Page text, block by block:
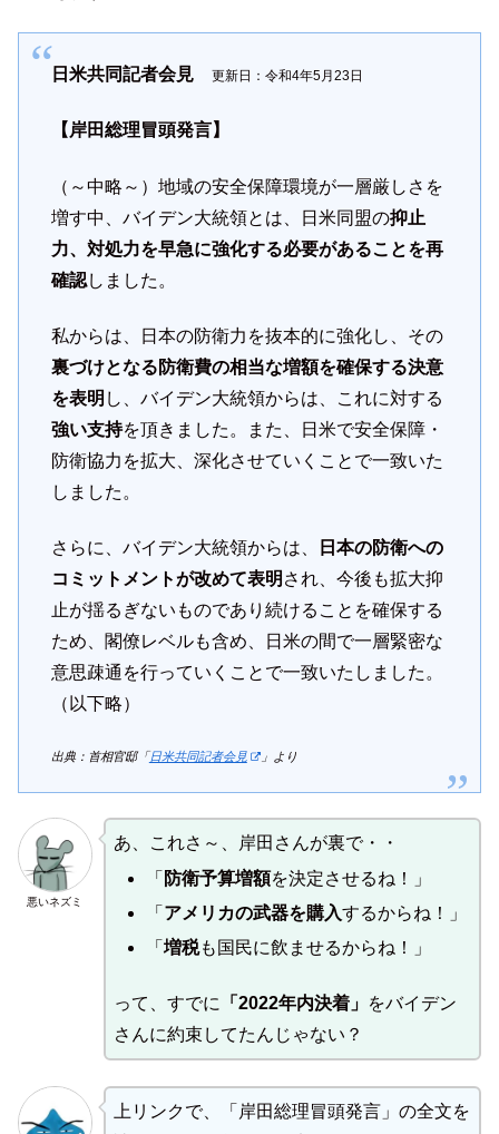
日米共同記者会見 更新日：令和4年5月23日
【岸田総理冒頭発言】
（～中略～）地域の安全保障環境が一層厳しさを
増す中、バイデン大統領とは、日米同盟の抑止
力、対処力を早急に強化する必要があることを再
確認しました。
私からは、日本の防衛力を抜本的に強化し、その
裏づけとなる防衛費の相当な増額を確保する決意
を表明 し、バイデン大統領からは、これに対する
強い支持を頂きました。また、日米で安全保障・
防衛協力を拡大、深化させていくことで一致いた
しました。
さらに、バイデン大統領からは、
日本の防衛への
コミットメントが改めて表明 され、今後も拡大抑
止が揺るぎないものであり続けることを確保する
ため、閣僚レベルも含め、日米の間で一層緊密な
意思疎通を行っていくことで一致いたしました。
（以下略）
出典：首相官邸「日米共同記者会見 」より
悪いネズミ
あ、これさ～、岸田さんが裏で・・
「 防衛予算増額を決定させるね！」
「 アメリカの武器を購入するからね！」
「 増税も国民に飲ませるからね！」
って、すでに 「2022年内決着」 をバイデン
さんに約束してたんじゃない？
上リンクで、「岸田総理冒頭発言」の全文を